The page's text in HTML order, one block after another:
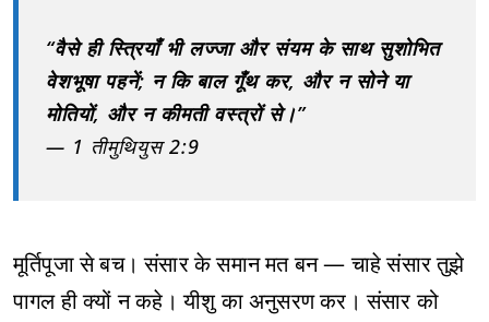
“वैसे ही स्त्रियाँ भी लज्जा और संयम के साथ सुशोभित
वेशभूषा पहनें; न कि बाल गूँथ कर, और न सोने या
मोतियों, और न कीमती वस्त्रों से।”
— 1 तीमुथियुस 2:9
मूर्तिपूजा से बच। संसार के समान मत बन — चाहे संसार तुझे
पागल ही क्यों न कहे। यीशु का अनुसरण कर। संसार को